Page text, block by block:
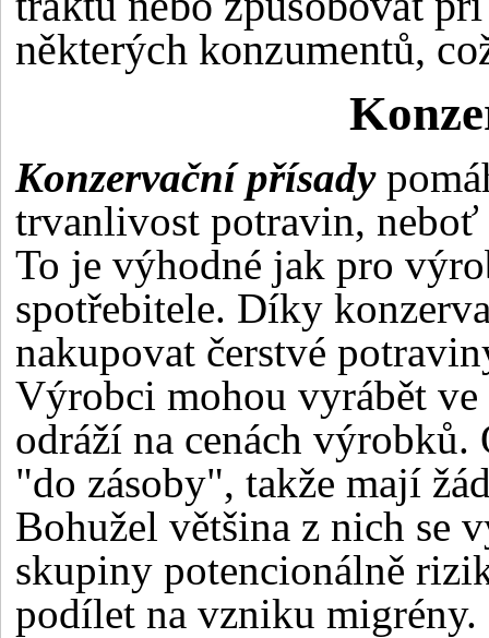
některých konzumentů,
Konzervační přísady
trvanlivost potravin, neboť
To je výhodné jak pro
spotřebitele. Díky
nakupovat čerstvé
Výrobci mohou vyrábět
odráží na cenách
"do zásoby", takže mají
Bohužel většina z nich se
skupiny potencionálně
podílet na vzniku migrény.